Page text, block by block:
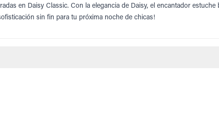
en Daisy Classic. Con la elegancia de Daisy, el encantador
sin fin para tu próxima noche de chicas!